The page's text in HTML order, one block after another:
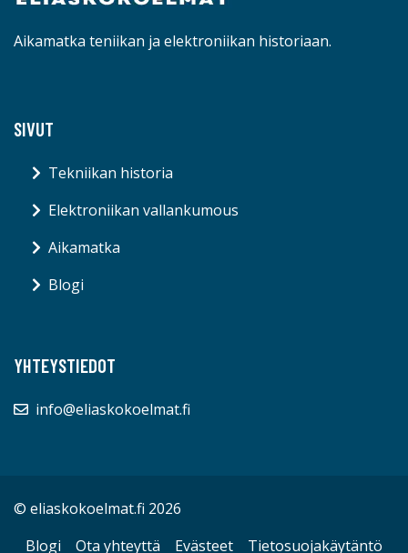
Aikamatka teniikan ja elektroniikan historiaan.
SIVUT
Tekniikan historia
Elektroniikan vallankumous
Aikamatka
Blogi
YHTEYSTIEDOT
info@eliaskokoelmat.fi
© eliaskokoelmat.fi 2026
Blogi
Ota yhteyttä Evästeet Tietosuojakäytäntö